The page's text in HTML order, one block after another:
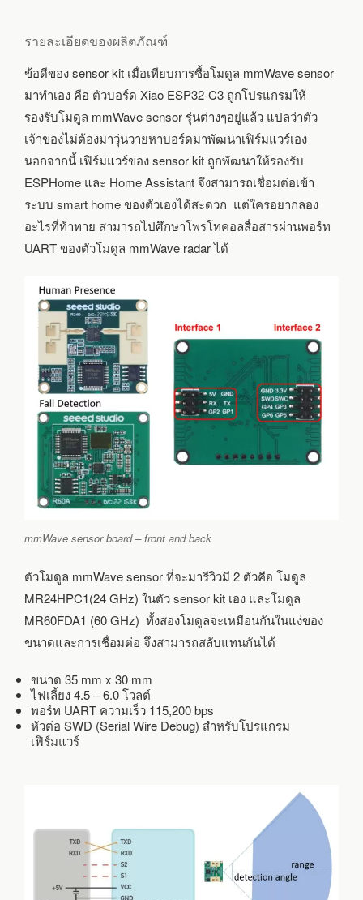
รายละเอียดของผลิตภัณฑ์
ข้อดีของ sensor kit เมื่อเทียบการซื้อโมดูล mmWave sensor
มาทำเอง คือ ตัวบอร์ด Xiao ESP32-C3 ถูกโปรแกรมให้
รองรับโมดูล mmWave sensor รุ่นต่างๆอยู่แล้ว แปลว่าตัว
เจ้าของไม่ต้องมาวุ่นวายหาบอร์ดมาพัฒนาเฟิร์มแวร์เอง
นอกจากนี้ เฟิร์มแวร์ของ sensor kit ถูกพัฒนาให้รองรับ
ESPHome และ Home Assistant จึงสามารถเชื่อมต่อเข้า
ระบบ smart home ของตัวเองได้สะดวก แต่ใครอยากลอง
อะไรที่ท้าทาย สามารถไปศึกษาโพรโทคอลสื่อสารผ่านพอร์ท
UART ของตัวโมดูล mmWave radar ได้
mmWave sensor board – front and back
ตัวโมดูล mmWave sensor ที่จะมารีวิวมี 2 ตัวคือ โมดูล
MR24HPC1(24 GHz) ในตัว sensor kit เอง และโมดูล
MR60FDA1 (60 GHz) ทั้งสองโมดูลจะเหมือนกันในแง่ของ
ขนาดและการเชื่อมต่อ จึงสามารถสลับแทนกันได้
ขนาด 35 mm x 30 mm
ไฟเลี้ยง 4.5 – 6.0 โวลต์
พอร์ท UART ความเร็ว 115,200 bps
หัวต่อ SWD (Serial Wire Debug) สำหรับโปรแกรม
เฟิร์มแวร์